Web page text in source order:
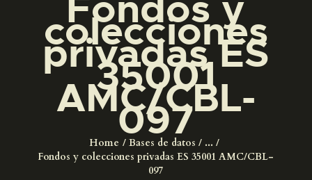
colecciones
privadas ES
35001
AMC/CBL-
097
Home Bases de datos
...
Fondos y colecciones privadas ES 35001 AMC/CBL-
097
PREPARAR LA VISITA
ACTIVIDADES
█
EL MUSEO
COLECCIONES